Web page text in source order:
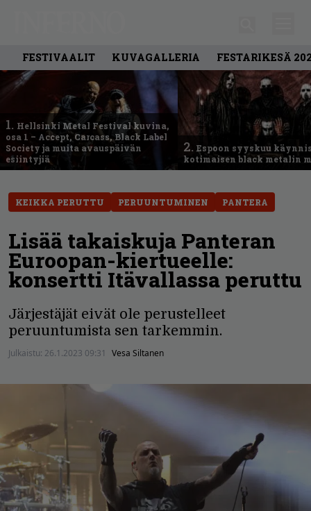
FESTIVAALIT KUVAGALLERIA FESTARIKESÄ
1. Hellsinki Metal Festival kuvina,
osa 1 – Accept, Carcass, Black Label
Society ja muita avauspäivän
esiintyjiä
2. Espoon syyskuu
kotimaisen black metalin
KEIKKA PERUTTU PERUUNTUMINEN PANTERA
Lisää takaiskuja Panteran
Euroopan-kiertueelle:
konsertti Itävallassa peruttu
Järjestäjät eivät ole perustelleet
peruuntumista sen tarkemmin.
Julkaistu: 26.1.2023 09:31 Vesa Siltanen